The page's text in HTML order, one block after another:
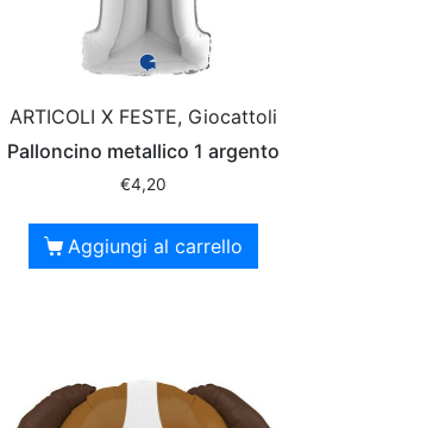
ARTICOLI X FESTE, Giocattoli
Palloncino metallico 1 argento
€4,20
Aggiungi al carrello